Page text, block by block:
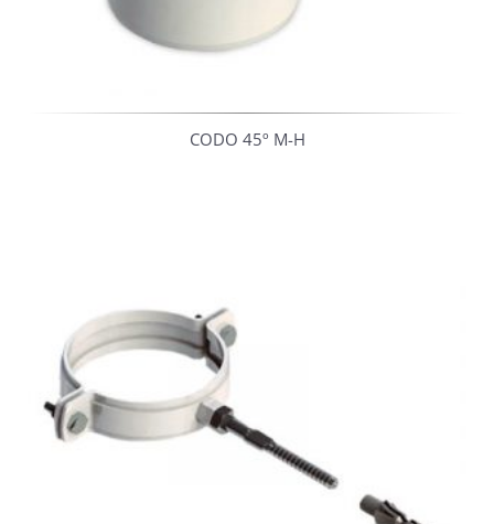
CODO 45º M-H